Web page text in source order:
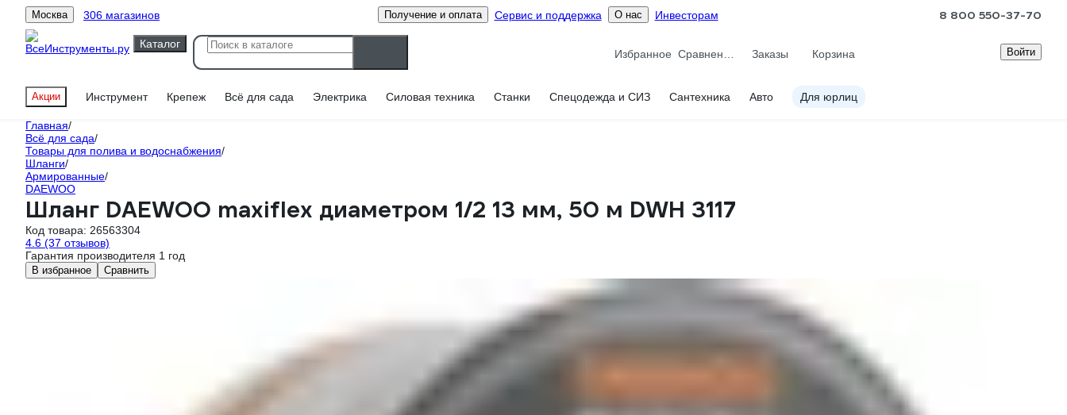
Москва 306 магазинов Получение и оплата Сервис и поддержка О нас Инвесторам 8 800 550-37-70
Каталог
Избранное
Заказы Корзина Войти
Акции Инструмент Крепеж Всё для сада Электрика Силовая техника Станки Спецодежда и СИЗ Сантехника Авто Для юрлиц
Главная/
Всё для сада/
Товары для полива и водоснабжения/
Шланги/
Армированные/
DAEWOO
Шланг DAEWOO maxiflex диаметром 1/2 13 мм, 50 м DWH 3117
Код товара: 26563304
4.6 (37 отзывов)
Гарантия производителя 1 год
В избранное Сравнить